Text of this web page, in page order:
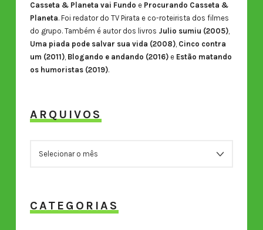
Casseta & Planeta vai Fundo e Procurando Casseta &
Planeta. Foi redator do TV Pirata e co-roteirista dos filmes
do grupo. Também é autor dos livros Julio sumiu (2005),
Uma piada pode salvar sua vida (2008), Cinco contra
um (2011), Blogando e andando (2016)e Estão matando
os humoristas (2019).
ARQUIVOS
CATEGORIAS